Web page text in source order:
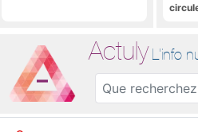
Actuly L'info